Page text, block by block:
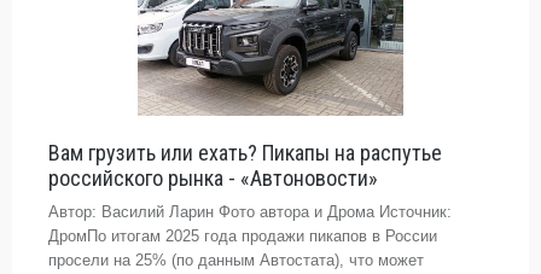
Вам грузить или ехать? Пикапы на распутье
российского рынка - «Автоновости»
Автор: Василий Ларин Фото автора и Дрома Источник:
ДромПо итогам 2025 года продажи пикапов в России
просели на 25% (по данным Автостата), что может